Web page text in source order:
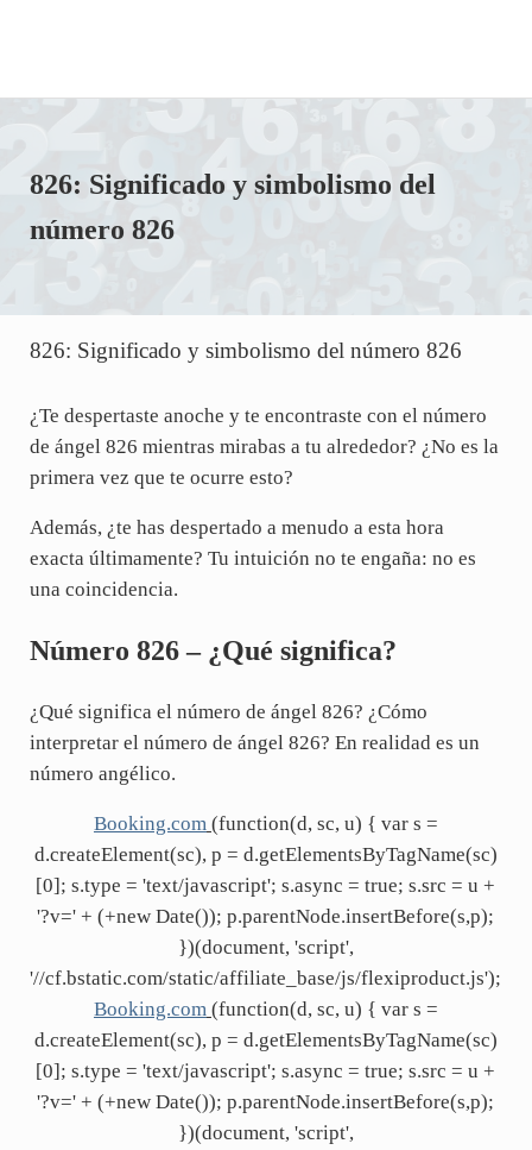
826: Significado y simbolismo del
número 826
826: Significado y simbolismo del número 826
¿Te despertaste anoche y te encontraste con el número
de ángel 826 mientras mirabas a tu alrededor? ¿No es la
primera vez que te ocurre esto?
Además, ¿te has despertado a menudo a esta hora
exacta últimamente? Tu intuición no te engaña: no es
una coincidencia.
Número 826 – ¿Qué significa?
¿Qué significa el número de ángel 826? ¿Cómo
interpretar el número de ángel 826? En realidad es un
número angélico.
Booking.com (function(d, sc, u) { var s =
d.createElement(sc), p = d.getElementsByTagName(sc)
[0]; s.type = 'text/javascript'; s.async = true; s.src = u +
'?v=' + (+new Date()); p.parentNode.insertBefore(s,p);
})(document, 'script',
'//cf.bstatic.com/static/affiliate_base/js/flexiproduct.js');
Booking.com (function(d, sc, u) { var s =
d.createElement(sc), p = d.getElementsByTagName(sc)
[0]; s.type = 'text/javascript'; s.async = true; s.src = u +
'?v=' + (+new Date()); p.parentNode.insertBefore(s,p);
})(document, 'script',